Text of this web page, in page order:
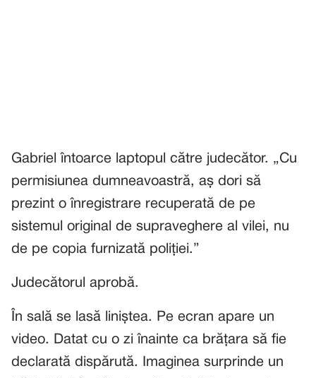
Gabriel întoarce laptopul către judecător. „Cu
permisiunea dumneavoastră, aș dori să
prezint o înregistrare recuperată de pe
sistemul original de supraveghere al vilei, nu
de pe copia furnizată poliției.”
Judecătorul aprobă.
În sală se lasă liniștea. Pe ecran apare un
video. Datat cu o zi înainte ca brățara să fie
declarată dispărută. Imaginea surprinde un